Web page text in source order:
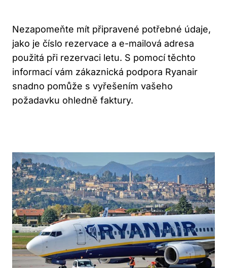
Nezapomeňte mít připravené potřebné údaje,
jako je číslo rezervace a e-mailová adresa
použitá při rezervaci letu. S pomocí těchto
informací vám zákaznická podpora Ryanair
snadno pomůže s vyřešením vašeho
požadavku ohledně faktury.